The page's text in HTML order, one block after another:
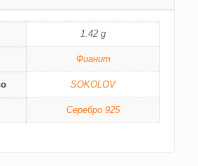
1.42 g
Фианит
SOKOLOV
Серебро 925